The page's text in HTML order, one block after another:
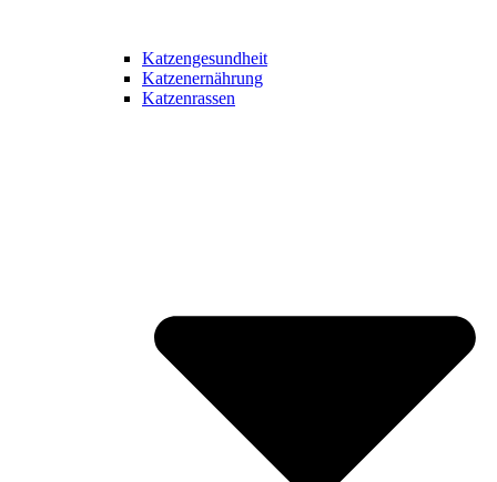
Katzengesundheit
Katzenernährung
Katzenrassen